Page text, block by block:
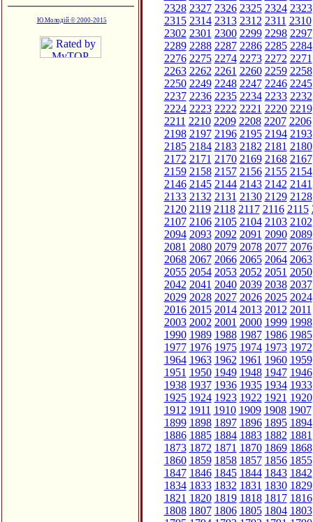
Ю.Молодій © 2000-2015
2328 2327 2326 2325 2324 2323
2315 2314 2313 2312 2311 2310
2302 2301 2300 2299 2298 2297
2289 2288 2287 2286 2285 2284
2276 2275 2274 2273 2272 2271
2263 2262 2261 2260 2259 2258
2250 2249 2248 2247 2246 2245
2237 2236 2235 2234 2233 2232
2224 2223 2222 2221 2220 2219
2211 2210 2209 2208 2207 2206
2198 2197 2196 2195 2194 2193
2185 2184 2183 2182 2181 2180
2172 2171 2170 2169 2168 2167
2159 2158 2157 2156 2155 2154
2146 2145 2144 2143 2142 2141
2133 2132 2131 2130 2129 2128
2120 2119 2118 2117 2116 2115
2107 2106 2105 2104 2103 2102
2094 2093 2092 2091 2090 2089
2081 2080 2079 2078 2077 2076
2068 2067 2066 2065 2064 2063
2055 2054 2053 2052 2051 2050
2042 2041 2040 2039 2038 2037
2029 2028 2027 2026 2025 2024
2016 2015 2014 2013 2012 2011
2003 2002 2001 2000 1999 1998
1990 1989 1988 1987 1986 1985
1977 1976 1975 1974 1973 1972
1964 1963 1962 1961 1960 1959
1951 1950 1949 1948 1947 1946
1938 1937 1936 1935 1934 1933
1925 1924 1923 1922 1921 1920
1912 1911 1910 1909 1908 1907
1899 1898 1897 1896 1895 1894
1886 1885 1884 1883 1882 1881
1873 1872 1871 1870 1869 1868
1860 1859 1858 1857 1856 1855
1847 1846 1845 1844 1843 1842
1834 1833 1832 1831 1830 1829
1821 1820 1819 1818 1817 1816
1808 1807 1806 1805 1804 1803